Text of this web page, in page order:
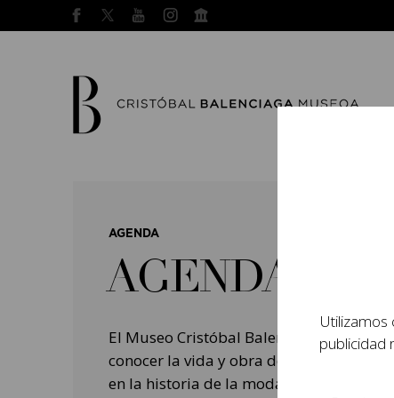
AGENDA
AGENDA
El Museo Cristóbal Balenciaga tiene
conocer la vida y obra del prestigioso
en la historia de la moda, y la
publicidad